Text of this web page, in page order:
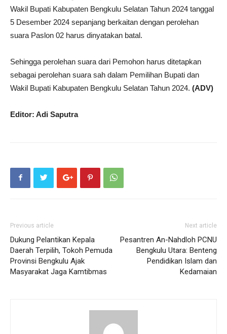
Wakil Bupati Kabupaten Bengkulu Selatan Tahun 2024 tanggal
5 Desember 2024 sepanjang berkaitan dengan perolehan
suara Paslon 02 harus dinyatakan batal.
Sehingga perolehan suara dari Pemohon harus ditetapkan
sebagai perolehan suara sah dalam Pemilihan Bupati dan
Wakil Bupati Kabupaten Bengkulu Selatan Tahun 2024. (ADV)
Editor: Adi Saputra
Previous article
Dukung Pelantikan Kepala
Daerah Terpilih, Tokoh Pemuda
Provinsi Bengkulu Ajak
Masyarakat Jaga Kamtibmas
Next article
Pesantren An-Nahdloh PCNU
Bengkulu Utara: Benteng
Pendidikan Islam dan
Kedamaian